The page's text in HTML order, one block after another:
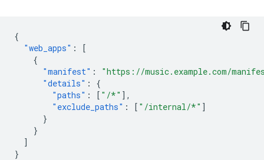
{
"web_apps" :
[
{
"manifest" :
"https://music.example.com/
"details" :
{
"paths" : [ "/*" ],
"exclude_paths" : [ "/internal/*" ]
}
}
]
}